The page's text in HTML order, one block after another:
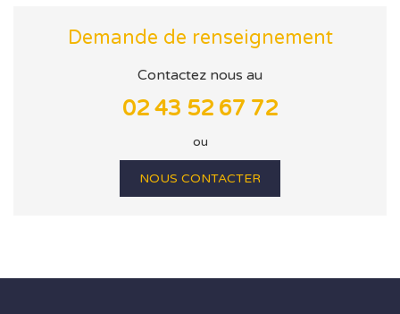
Demande de renseignement
Contactez nous au
02 43 52 67 72
ou
NOUS CONTACTER